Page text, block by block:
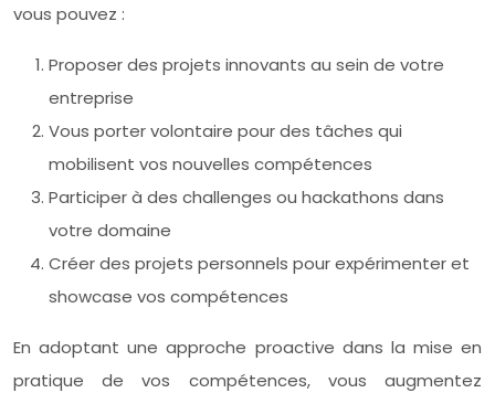
vous pouvez :
Proposer des projets innovants au sein de votre
entreprise
Vous porter volontaire pour des tâches qui
mobilisent vos nouvelles compétences
Participer à des challenges ou hackathons dans
votre domaine
Créer des projets personnels pour expérimenter et
showcase vos compétences
En adoptant une approche proactive dans la mise en
pratique de vos compétences, vous augmentez